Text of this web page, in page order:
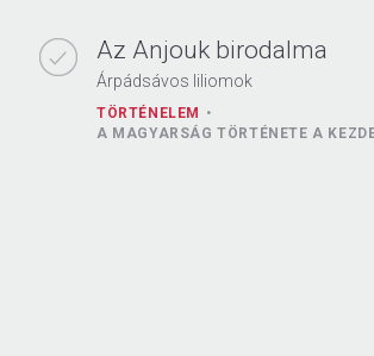
Az Anjouk birodalma
Árpádsávos liliomok
TÖRTÉNELEM
A MAGYARSÁG TÖRTÉNETE A